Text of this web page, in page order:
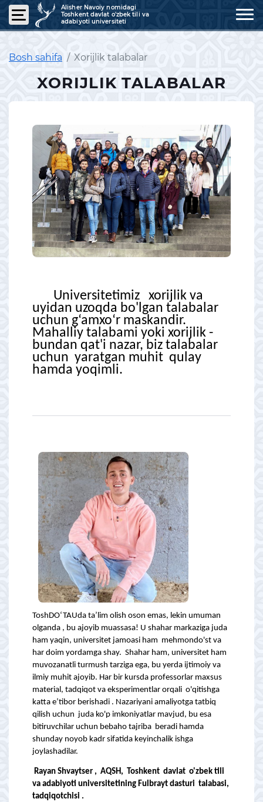
Alisher Navoiy nomidagi
Toshkent davlat o'zbek tili va
adabiyoti universiteti
Bosh sahifa Xorijlik talabalar
XORIJLIK TALABALAR
Universitetimiz xorijlik va
uyidan uzoqda bo'lgan talabalar
uchun g‘amxo‘r maskandir.
Mahalliy talabami yoki xorijlik -
bundan qat'i nazar, biz talabalar
uchun yaratgan muhit qulay
hamda yoqimli.
ToshDO‘TAUda ta’lim olish oson emas, lekin umuman
olganda , bu ajoyib muassasa! U shahar markaziga juda
ham yaqin, universitet jamoasi ham mehmondo'st va
har doim yordamga shay. Shahar ham, universitet ham
muvozanatli turmush tarziga ega, bu yerda ijtimoiy va
ilmiy muhit ajoyib. Har bir kursda professorlar maxsus
material, tadqiqot va eksperimentlar orqali o'qitishga
katta e’tibor berishadi . Nazariyani amaliyotga tatbiq
qilish uchun juda ko'p imkoniyatlar mavjud, bu esa
bitiruvchilar uchun bebaho tajriba beradi hamda
shunday noyob kadr sifatida keyinchalik ishga
joylashadilar.
Rayan Shvaytser , AQSH, Toshkent davlat o'zbek tili
va adabiyoti universitetining Fulbrayt dasturi talabasi,
tadqiqotchisi .